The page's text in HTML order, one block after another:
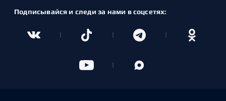
Подписывайся и следи за нами в соцсетях: